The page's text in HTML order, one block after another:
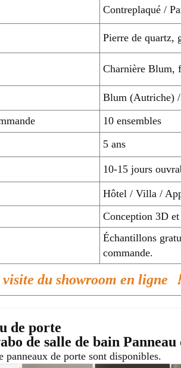
Contreplaqué /
Pierre de quartz,
Charnière Blum,
Blum (Autriche)
10 ensembles
5 ans
10-15 jours
Hôtel / Villa /
Conception 3D
Échantillons
commande.
du showroom en ligne
de porte
de salle de bain Panneau
panneaux de porte sont disponibles.